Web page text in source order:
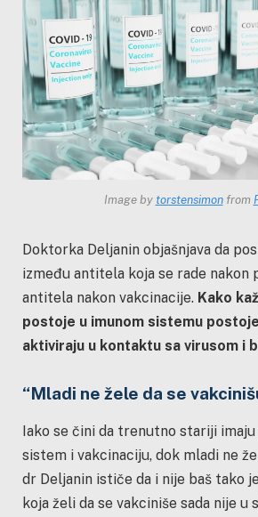
Image by torstensimonfrom
Doktorka Deljanin objašnjava da
između antitela koja se rade nakon
antitela nakon vakcinacije. Kako
postoje u imunom sistemu
aktiviraju u kontaktu sa virusom i
“Mladi ne žele da se
Iako se čini da trenutno stariji
sistem i vakcinaciju, dok mladi ne
dr Deljanin ističe da i nije baš tako
koja želi da se vakciniše sada nije